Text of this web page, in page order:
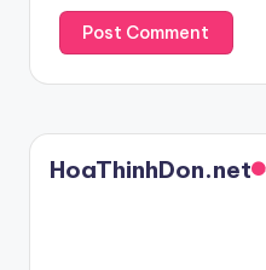
HoaThinhDon.net